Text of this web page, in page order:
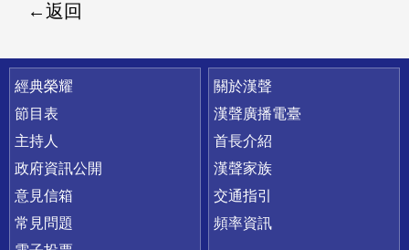
返回
快速連結
經典榮耀
節目表
主持人
政府資訊公開
意見信箱
常見問題
關於漢聲
漢聲廣播電臺
首長介紹
漢聲家族
交通指引
頻率資訊